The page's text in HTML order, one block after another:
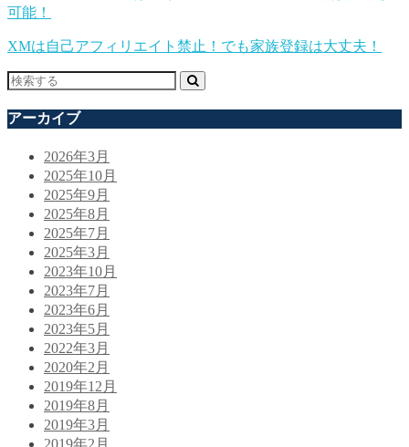
可能！
XMは自己アフィリエイト禁止！でも家族登録は大丈夫！
アーカイブ
2026年3月
2025年10月
2025年9月
2025年8月
2025年7月
2025年3月
2023年10月
2023年7月
2023年6月
2023年5月
2022年3月
2020年2月
2019年12月
2019年8月
2019年3月
2019年2月